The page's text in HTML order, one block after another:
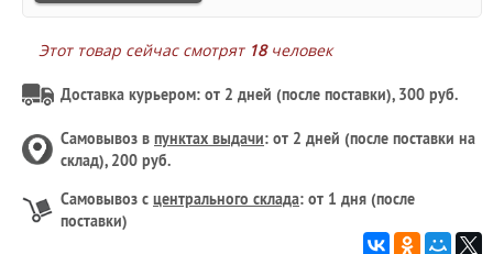
Этот товар сейчас смотрят 18человек
Доставка курьером: от 2 дней (после поставки), 300 руб.
Самовывоз в пунктах выдачи: от 2 дней (после поставки на
склад), 200 руб.
Самовывоз с центрального склада: от 1 дня (после
поставки)